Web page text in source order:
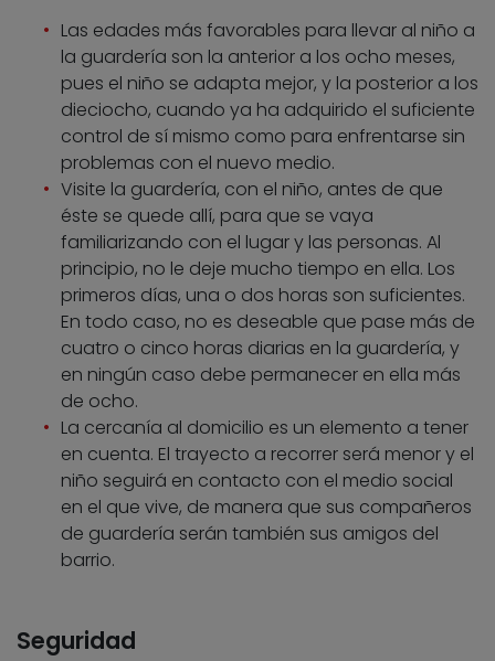
Las edades más favorables para llevar al niño a
la guardería son la anterior a los ocho meses,
pues el niño se adapta mejor, y la posterior a los
dieciocho, cuando ya ha adquirido el suficiente
control de sí mismo como para enfrentarse sin
problemas con el nuevo medio.
Visite la guardería, con el niño, antes de que
éste se quede allí, para que se vaya
familiarizando con el lugar y las personas. Al
principio, no le deje mucho tiempo en ella. Los
primeros días, una o dos horas son suficientes.
En todo caso, no es deseable que pase más de
cuatro o cinco horas diarias en la guardería, y
en ningún caso debe permanecer en ella más
de ocho.
La cercanía al domicilio es un elemento a tener
en cuenta. El trayecto a recorrer será menor y el
niño seguirá en contacto con el medio social
en el que vive, de manera que sus compañeros
de guardería serán también sus amigos del
barrio.
Seguridad